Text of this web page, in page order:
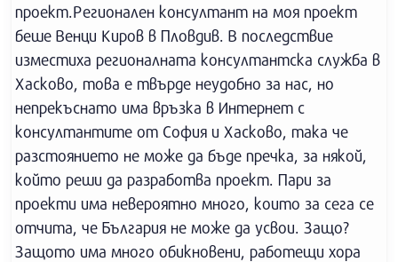
проект.Регионален консултант на моя проект
беше Венци Киров в Пловдив. В последствие
изместиха регионалната консултантска служба в
Хасково, това е твърде неудобно за нас, но
непрекъснато има връзка в Интернет с
консултантите от София и Хасково, така че
разстоянието не може да бъде пречка, за някой,
който реши да разработва проект. Пари за
проекти има невероятно много, които за сега се
отчита, че България не може да усвои. Защо?
Защото има много обикновени, работещи хора